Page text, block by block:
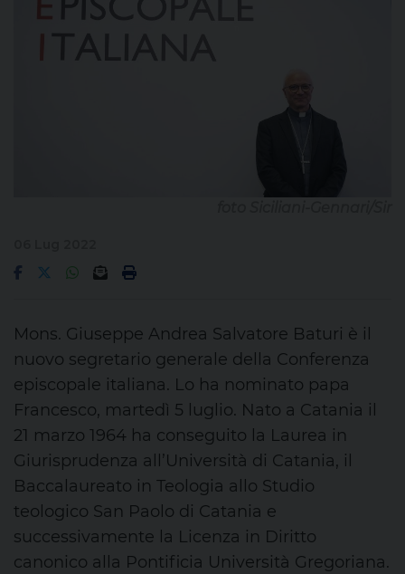
Mons. Giuseppe Andrea Salvatore Baturi è il
nuovo segretario generale della Conferenza
episcopale italiana. Lo ha nominato papa
Francesco, martedì 5 luglio. Nato a Catania il
21 marzo 1964 ha conseguito la Laurea in
Giurisprudenza all’Università di Catania, il
Baccalaureato in Teologia allo Studio
teologico San Paolo di Catania e
successivamente la Licenza in Diritto
canonico alla Pontificia Università Gregoriana.